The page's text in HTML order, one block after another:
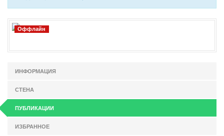
Оффлайн
ИНФОРМАЦИЯ
СТЕНА
ПУБЛИКАЦИИ
ИЗБРАННОЕ